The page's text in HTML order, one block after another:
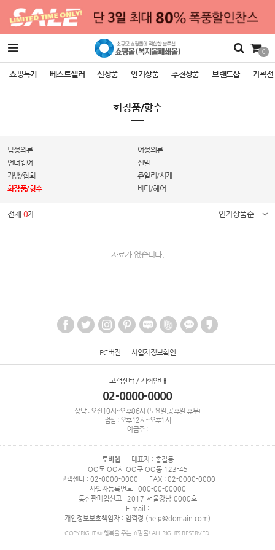
0
쇼핑특가 베스트셀러 신상품 인기상품 추천상품 브랜드샵 기획전
화장품/향수
남성의류
여성의류
언더웨어
신발
가방/잡화
쥬얼리/시계
화장품/향수
바디/헤어
전체0개 인기상품순
자료가 없습니다.
PC버전 사업자정보확인
고객센터 / 계좌안내
02-0000-0000
상담 : 오전10시~오후06시 (토요일,공휴일 휴무)
점심 : 오후12시~오후1시
예금주 :
투비웹
대표자 : 홍길동
OO도 OO시 OO구 OO동 123-45
고객센터 : 02-0000-0000
FAX : 02-0000-0000
사업자등록번호 : 000-00-00000
통신판매업신고 : 2017-서울강남-0000호
E-mail :
개인정보보호책임자 : 임꺽정 (help@domain.com)
COPYRIGHT © 행복을 주는 쇼핑몰! ALL RIGHTS RESERVED.